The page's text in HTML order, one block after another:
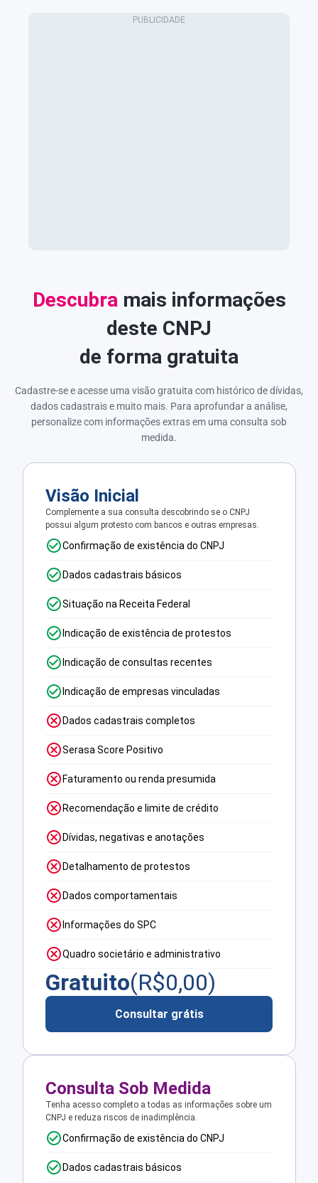
Descubramais informações
deste CNPJ
de forma gratuita
Cadastre-se e acesse uma visão gratuita com histórico de dívidas,
dados cadastrais e muito mais. Para aprofundar a análise,
personalize com informações extras em uma consulta sob
medida.
Visão Inicial
Complemente a sua consulta descobrindo se o CNPJ
possui algum protesto com bancos e outras empresas.
Confirmação de existência do CNPJ
Dados cadastrais básicos
Situação na Receita Federal
Indicação de existência de protestos
Indicação de consultas recentes
Indicação de empresas vinculadas
Dados cadastrais completos
Serasa Score Positivo
Faturamento ou renda presumida
Recomendação e limite de crédito
Dívidas, negativas e anotações
Detalhamento de protestos
Dados comportamentais
Informações do SPC
Quadro societário e administrativo
Gratuito(R$0,00)
Consultar grátis
Consulta Sob Medida
Tenha acesso completo a todas as informações sobre um
CNPJ e reduza riscos de inadimplência.
Confirmação de existência do CNPJ
Dados cadastrais básicos